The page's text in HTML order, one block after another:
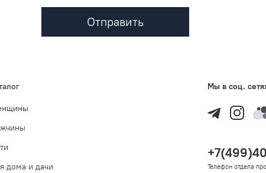
Отправить
дома и дачи
Мы в соц.
Телефон отдела